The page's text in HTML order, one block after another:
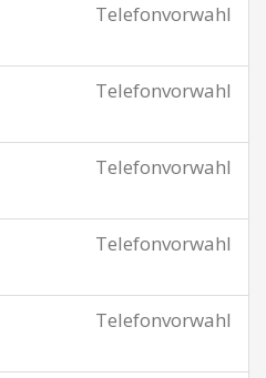
Telefonvorwahl
Telefonvorwahl
Telefonvorwahl
Telefonvorwahl
Telefonvorwahl